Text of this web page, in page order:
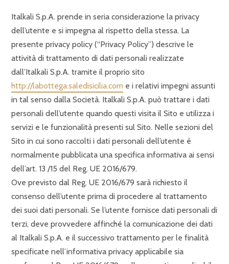
Italkali S.p.A. prende in seria considerazione la privacy
dell’utente e si impegna al rispetto della stessa. La
presente privacy policy (“Privacy Policy”) descrive le
attività di trattamento di dati personali realizzate
dall’Italkali S.p.A. tramite il proprio sito
http://labottega.saledisicilia.com e i relativi impegni assunti
in tal senso dalla Società. Italkali S.p.A. può trattare i dati
personali dell’utente quando questi visita il Sito e utilizza i
servizi e le funzionalità presenti sul Sito. Nelle sezioni del
Sito in cui sono raccolti i dati personali dell’utente è
normalmente pubblicata una specifica informativa ai sensi
dell’art. 13 /15 del Reg. UE 2016/679.
Ove previsto dal Reg. UE 2016/679 sarà richiesto il
consenso dell’utente prima di procedere al trattamento
dei suoi dati personali. Se l’utente fornisce dati personali di
terzi, deve provvedere affinché la comunicazione dei dati
al Italkali S.p.A. e il successivo trattamento per le finalità
specificate nell’informativa privacy applicabile sia